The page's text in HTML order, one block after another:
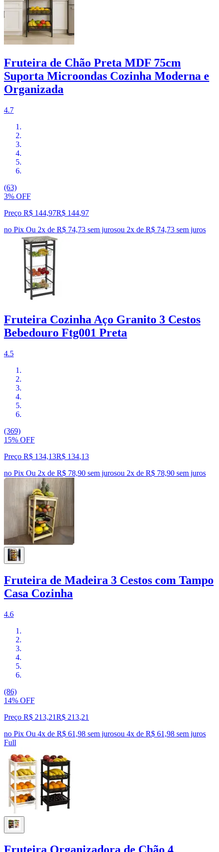
Fruteira de Chão Preta MDF 75cm
Suporta Microondas Cozinha Moderna e
Organizada
4.7
(63)
3% OFF
Preço R$ 144,97R$ 144,97
no Pix Ou 2x de R$ 74,73 sem jurosou 2x de R$ 74,73 sem juros
Fruteira Cozinha Aço Granito 3 Cestos
Bebedouro Ftg001 Preta
4.5
(369)
15% OFF
Preço R$ 134,13R$ 134,13
no Pix Ou 2x de R$ 78,90 sem jurosou 2x de R$ 78,90 sem juros
Fruteira de Madeira 3 Cestos com Tampo
Casa Cozinha
4.6
(86)
14% OFF
Preço R$ 213,21R$ 213,21
no Pix Ou 4x de R$ 61,98 sem jurosou 4x de R$ 61,98 sem juros
Full